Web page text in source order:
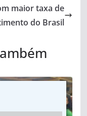
maior taxa de
do Brasil